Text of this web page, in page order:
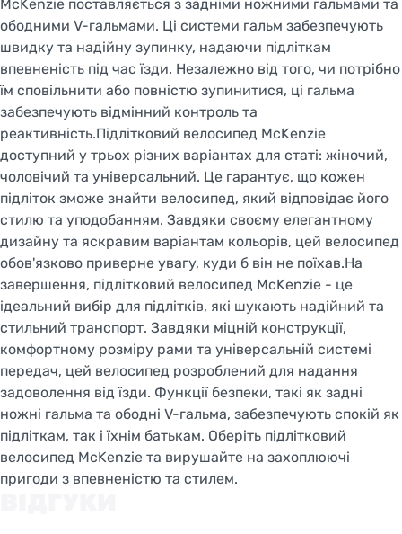
McKenzie поставляється з задніми ножними гальмами та
ободними V-гальмами. Ці системи гальм забезпечують
швидку та надійну зупинку, надаючи підліткам
впевненість під час їзди. Незалежно від того, чи потрібно
їм сповільнити або повністю зупинитися, ці гальма
забезпечують відмінний контроль та
реактивність.Підлітковий велосипед McKenzie
доступний у трьох різних варіантах для статі: жіночий,
чоловічий та універсальний. Це гарантує, що кожен
підліток зможе знайти велосипед, який відповідає його
стилю та уподобанням. Завдяки своєму елегантному
дизайну та яскравим варіантам кольорів, цей велосипед
обов'язково приверне увагу, куди б він не поїхав.На
завершення, підлітковий велосипед McKenzie - це
ідеальний вибір для підлітків, які шукають надійний та
стильний транспорт. Завдяки міцній конструкції,
комфортному розміру рами та універсальній системі
передач, цей велосипед розроблений для надання
задоволення від їзди. Функції безпеки, такі як задні
ножні гальма та ободні V-гальма, забезпечують спокій як
підліткам, так і їхнім батькам. Оберіть підлітковий
велосипед McKenzie та вирушайте на захоплюючі
пригоди з впевненістю та стилем.